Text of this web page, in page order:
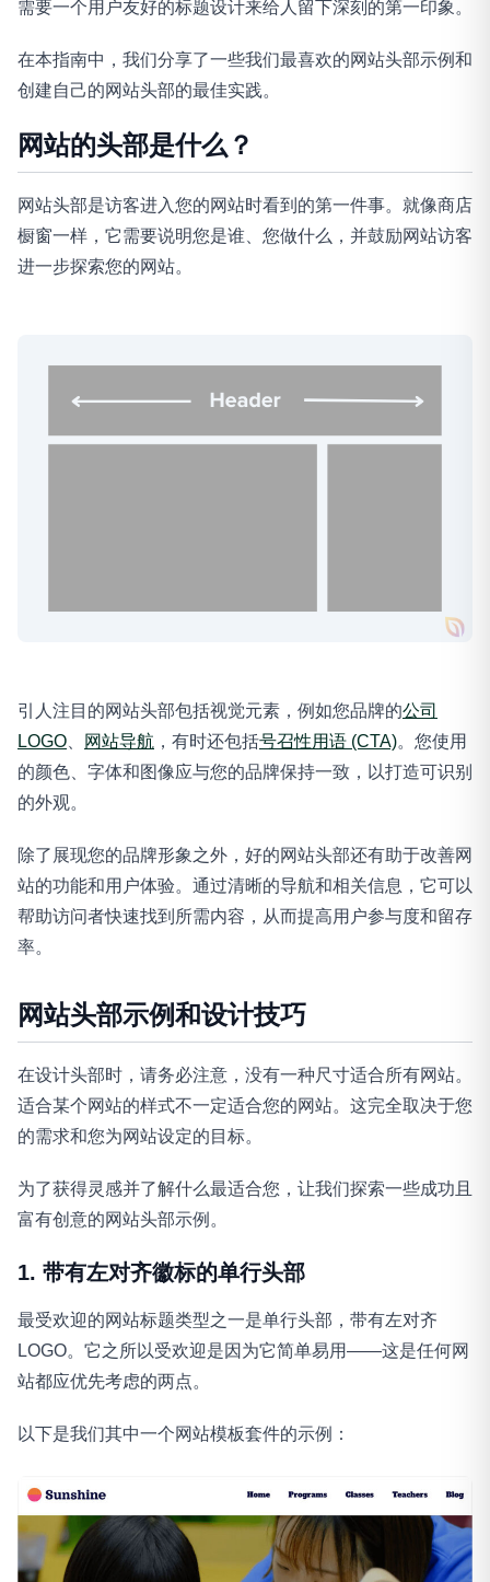
需要一个用户友好的标题设计来给人留下深刻的第一印象。
在本指南中，我们分享了一些我们最喜欢的网站头部示例和
创建自己的网站头部的最佳实践。
网站的头部是什么？
网站头部是访客进入您的网站时看到的第一件事。就像商店
橱窗一样，它需要说明您是谁、您做什么，并鼓励网站访客
进一步探索您的网站。
引人注目的网站头部包括视觉元素，例如您品牌的公司
LOGO
网站导航 ，有时还包括号召性用语 (CTA)。您使用
的颜色、字体和图像应与您的品牌保持一致，以打造可识别
的外观。
除了展现您的品牌形象之外，好的网站头部还有助于改善网
站的功能和用户体验。通过清晰的导航和相关信息，它可以
帮助访问者快速找到所需内容，从而提高用户参与度和留存
率。
网站头部示例和设计技巧
在设计头部时，请务必注意，没有一种尺寸适合所有网站。
适合某个网站的样式不一定适合您的网站。这完全取决于您
的需求和您为网站设定的目标。
为了获得灵感并了解什么最适合您，让我们探索一些成功且
富有创意的网站头部示例。
1. 带有左对齐徽标的单行头部
最受欢迎的网站标题类型之一是单行头部，带有左对齐
LOGO。它之所以受欢迎是因为它简单易用——这是任何网
站都应优先考虑的两点。
以下是我们其中一个网站模板套件的示例：